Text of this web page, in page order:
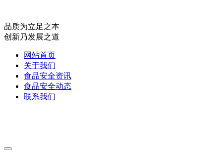
品质为立足之本
创新乃发展之道
网站首页
关于我们
食品安全资讯
食品安全动态
联系我们